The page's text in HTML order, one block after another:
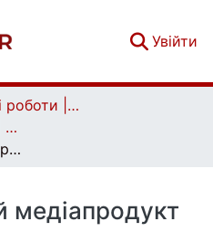
Увійти
Кваліфікаційні роботи | Qualifying works
Магістерські роботи | Master's theses
Інтерактивний медіапродукт «Подорож смачною Київщиною» (туристичний маршрут вихідного дня)
медіапродукт